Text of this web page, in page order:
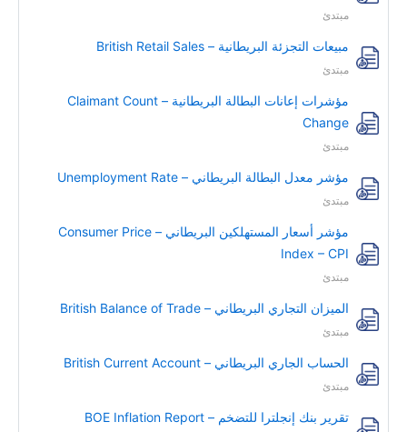
مبتدئ
مبيعات التجزئة البريطانية – British Retail Sales
مبتدئ
مؤشرات إعانات البطالة البريطانية – Claimant Count
Change
مبتدئ
مؤشر معدل البطالة البريطاني – Unemployment Rate
مبتدئ
مؤشر أسعار المستهلكين البريطاني – Consumer Price
Index – CPI
مبتدئ
الميزان التجاري البريطاني – British Balance of Trade
مبتدئ
الحساب الجاري البريطاني – British Current Account
مبتدئ
تقرير بنك إنجلترا للتضخم – BOE Inflation Report